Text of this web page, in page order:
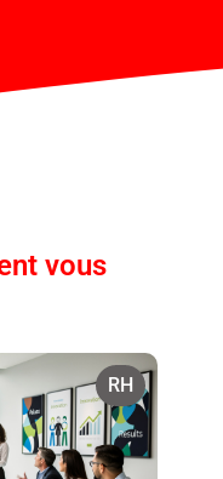
vous
RH